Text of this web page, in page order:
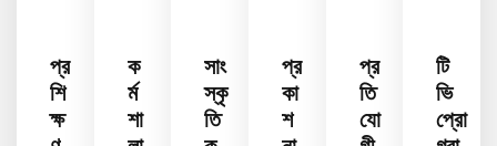
প্র
শি
ক্ষ
ক
র্ম
শা
সাং
স্কৃ
তি
প্র
কা
শ
প্র
তি
যো
টি
ভি
প্রো